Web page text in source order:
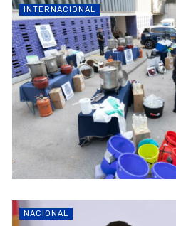
INTERNACIONAL
NACIONAL